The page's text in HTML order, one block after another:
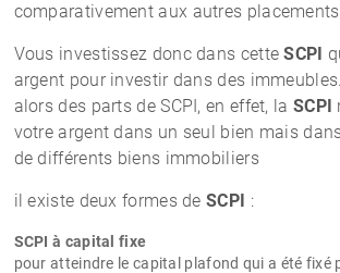
comparativement aux autres
Vous investissez donc dans cetteSCPI
argent pour investir dans des
alors des parts de SCPI, en effet, la SCPI
votre argent dans un seul bien mais
de différents biens immobiliers
il existe deux formes de SCPI :
SCPI à capital fixe
pour atteindre le capital plafond qui a été fixé